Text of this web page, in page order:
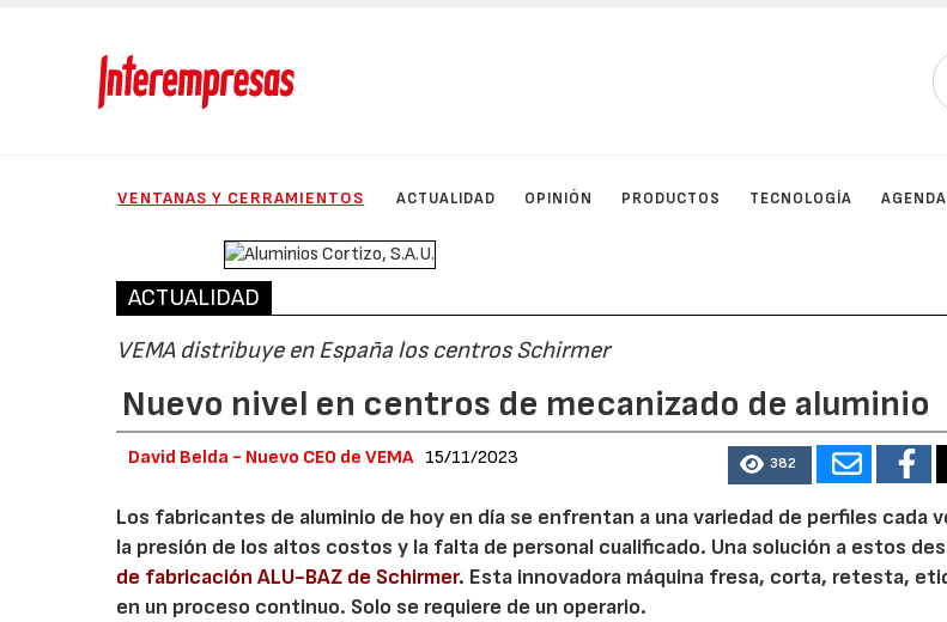
VENTANAS Y CERRAMIENTOS ACTUALIDAD OPINIÓN PRODUCTOS TECNOLOGÍA AGENDA
ACTUALIDAD
VEMA distribuye en España los centros Schirmer
Nuevo nivel en centros de mecanizado de aluminio
David Belda - Nuevo CEO de VEMA 15/11/2023 382
Los fabricantes de aluminio de hoy en día se enfrentan a una variedad de perfiles cada
la presión de los altos costos y la falta de personal cualificado. Una solución a estos
de fabricación ALU-BAZ de Schirmer. Esta innovadora máquina fresa, corta, retesta,
en un proceso continuo. Solo se requiere de un operario.